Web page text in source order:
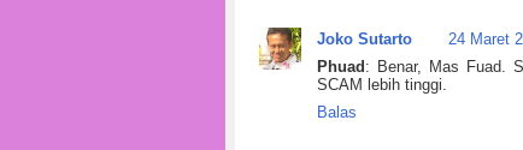
Joko Sutarto
24 Maret
Phuad : Benar, Mas Fuad.
SCAM lebih tinggi.
Balas